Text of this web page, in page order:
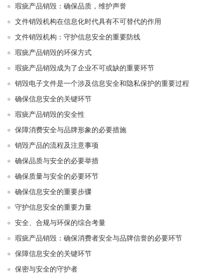
瑕疵产品销毁：确保品质，维护声誉
文件销毁机构在信息化时代具有不可替代的作用
文件销毁机构：守护信息安全的重要防线
瑕疵产品销毁的环保方式
瑕疵产品销毁成为了企业不可或缺的重要环节
销毁电子文件是一个涉及信息安全和隐私保护的重要过程
确保信息安全的关键环节
瑕疵产品销毁的安全性
保障消费安全与品牌形象的必要措施
销毁产品的流程及注意事项
确保品质与安全的必要举措
确保质量与安全的必要环节
确保信息安全的重要步骤
守护信息安全的重要力量
安全、合规与环保的综合考量
瑕疵产品销毁：确保消费者安全与品牌信誉的必要环节
保障信息安全的关键环节
保密与安全的守护者